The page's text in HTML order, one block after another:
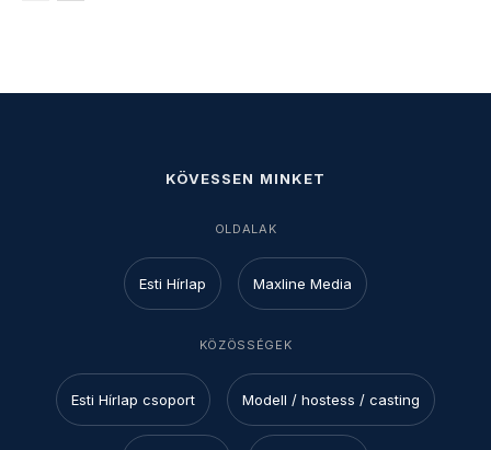
KÖVESSEN MINKET
OLDALAK
Esti Hírlap Maxline Media
KÖZÖSSÉGEK
Esti Hírlap csoport Modell / hostess / casting